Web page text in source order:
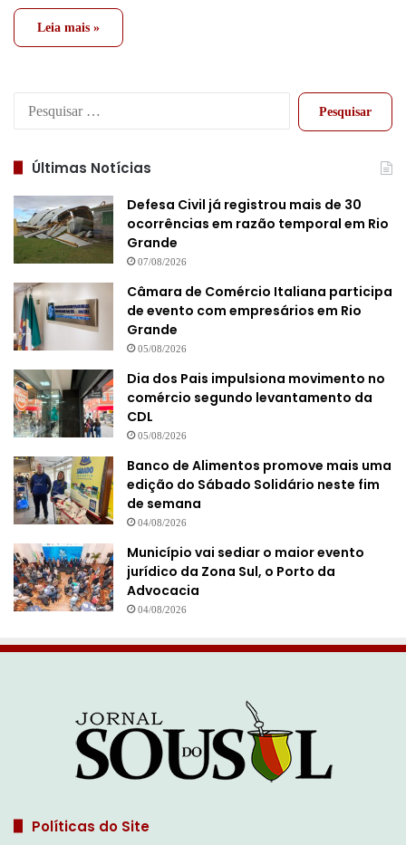
Leia mais »
Pesquisar
Últimas Notícias
Defesa Civil já registrou mais de 30
ocorrências em razão temporal em Rio
Grande
07/08/2026
Câmara de Comércio Italiana participa
de evento com empresários em Rio
Grande
05/08/2026
Dia dos Pais impulsiona movimento no
comércio segundo levantamento da
CDL
05/08/2026
Banco de Alimentos promove mais uma
edição do Sábado Solidário neste fim
de semana
04/08/2026
Município vai sediar o maior evento
jurídico da Zona Sul, o Porto da
Advocacia
04/08/2026
Políticas do Site